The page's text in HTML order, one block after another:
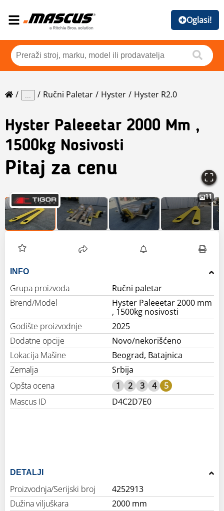
Oglasi!
... Ručni Paletar Hyster Hyster R2.0
Hyster Paleeetar 2000 Mm ,
1500kg Nosivosti
Pitaj za cenu
11
INFO
Grupa proizvoda
Ručni paletar
Brend/Model
Hyster Paleeetar 2000 mm
, 1500kg nosivosti
Godište proizvodnje
2025
Dodatne opcije
Novo/nekorišćeno
Lokacija Mašine
Beograd, Batajnica
Zemalja
Srbija
Opšta ocena
1 2 3 4
5
Mascus ID
D4C2D7E0
DETALJI
Proizvodnja/Serijski broj
4252913
Dužina viljuškara
2000 mm